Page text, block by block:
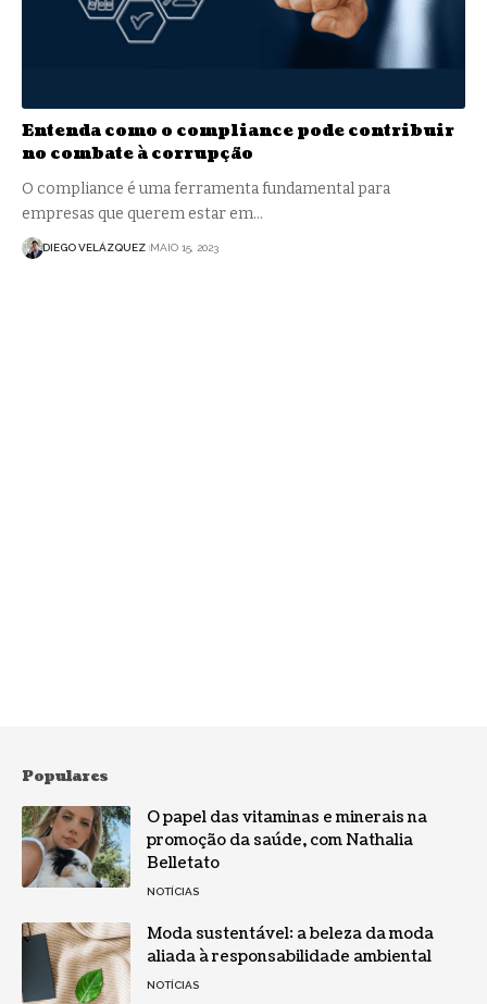
Entenda como o compliance pode contribuir
no combate à corrupção
O compliance é uma ferramenta fundamental para
empresas que querem estar em…
DIEGO VELÁZQUEZ MAIO 15, 2023
Populares
O papel das vitaminas e minerais na
promoção da saúde, com Nathalia
Belletato
NOTÍCIAS
Moda sustentável: a beleza da moda
aliada à responsabilidade ambiental
NOTÍCIAS